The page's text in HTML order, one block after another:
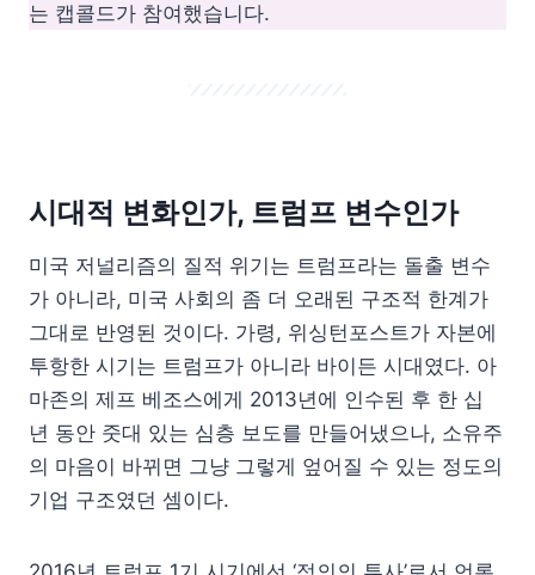
는 캡콜드가 참여했습니다.
시대적 변화인가, 트럼프 변수인가
미국 저널리즘의 질적 위기는 트럼프라는 돌출 변수
가 아니라, 미국 사회의 좀 더 오래된 구조적 한계가
그대로 반영된 것이다. 가령, 위싱턴포스트가 자본에
투항한 시기는 트럼프가 아니라 바이든 시대였다. 아
마존의 제프 베조스에게 2013년에 인수된 후 한 십
년 동안 줏대 있는 심층 보도를 만들어냈으나, 소유주
의 마음이 바뀌면 그냥 그렇게 엎어질 수 있는 정도의
기업 구조였던 셈이다.